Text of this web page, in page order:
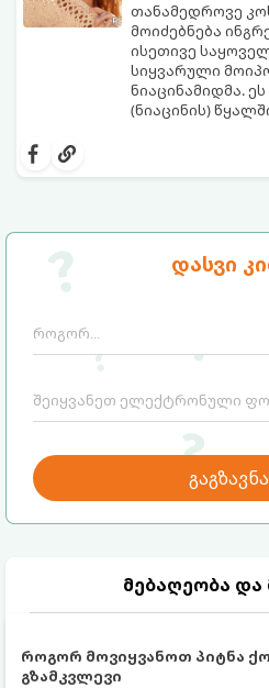
დასვი
გაგზავნა
მებაღეობა და
როგორ მოვიყვანოთ პიტნა
გზამკვლევი
თანამედროვე
მოიძებნება
ისეთივე
სიყვარული
ნიაცინამიდმა.
(ნიაცინის)
კანისთვის
თავის მოვლის